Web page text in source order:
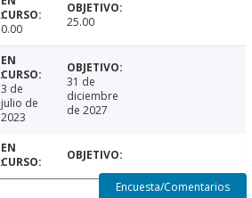
0.00 25.00
3 de
julio de
2023
31 de
diciembre
de 2027
Encuesta/Comentarios